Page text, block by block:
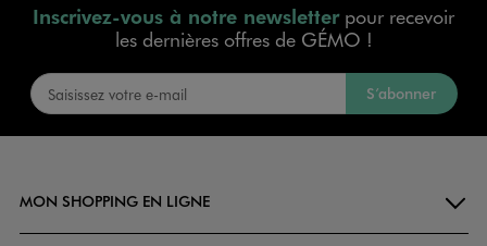
Inscrivez-vous à notre newsletterpour recevoir
les dernières offres de GÉMO !
S’abonner
MON SHOPPING EN LIGNE